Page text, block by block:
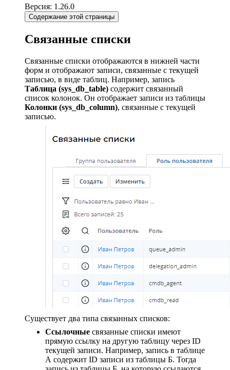
Версия: 1.26.0
Содержание этой страницы
Связанные списки
Связанные списки отображаются в нижней части
форм и отображают записи, связанные с текущей
записью, в виде таблиц. Например, запись
Таблица (sys_db_table) содержит связанный
список колонок. Он отображает записи из таблицы
Колонки (sys_db_column), связанные с текущей
записью.
Существует два типа связанных списков:
Ссылочные связанные списки имеют
прямую ссылку на другую таблицу через ID
текущей записи. Например, запись в таблице
А содержит ID записи из таблицы Б. Тогда